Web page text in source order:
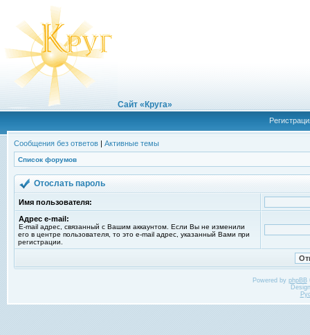
Сайт «Круга»
Сообщения без ответов | Активные темы
Список форумов
Отослать пароль
Имя пользователя:
Адрес e-mail:
E-mail адрес, связанный с Вашим аккаунтом. Если Вы не изменили
его в центре пользователя, то это e-mail адрес, указанный Вами при
регистрации.
Powered by phpBB